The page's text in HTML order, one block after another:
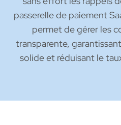
passerelle de paiement
permet de gérer les
transparente,
solide et réduisant le